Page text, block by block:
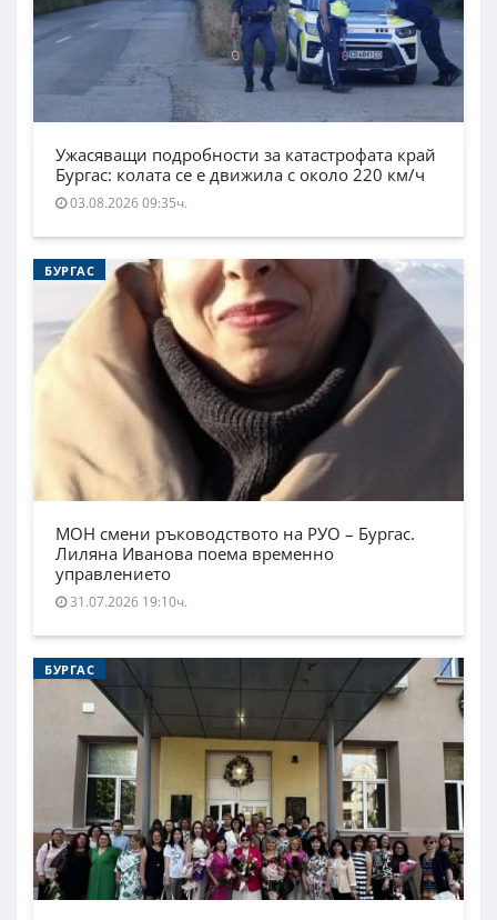
Ужасяващи подробности за катастрофата край
Бургас: колата се е движила с около 220 км/ч
03.08.2026 09:35ч.
БУРГАС
МОН смени ръководството на РУО – Бургас.
Лиляна Иванова поема временно
управлението
31.07.2026 19:10ч.
БУРГАС